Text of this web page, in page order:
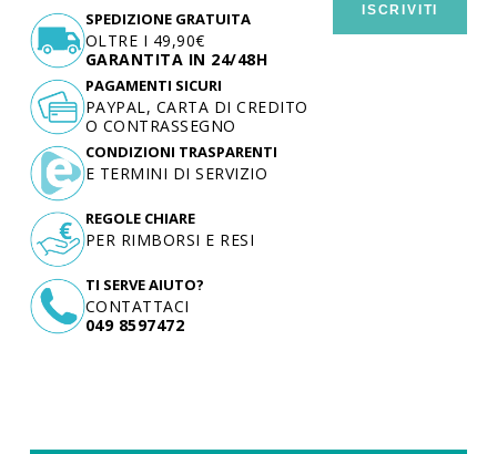
ISCRIVITI
SPEDIZIONE GRATUITA
OLTRE I 49,90€
GARANTITA IN 24/48H
TI SERVE AIUTO?
CONTATTACI
049 8597472
PAGAMENTI SICURI
PAYPAL, CARTA DI CREDITO
O CONTRASSEGNO
CONDIZIONI TRASPARENTI
E TERMINI DI SERVIZIO
REGOLE CHIARE
PER RIMBORSI E RESI